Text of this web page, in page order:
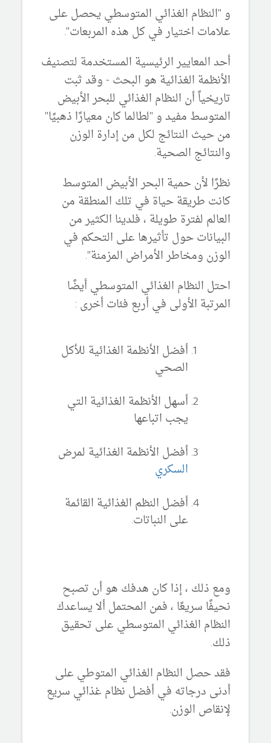
و "النظام الغذائي المتوسطي يحصل على
علامات اختيار في كل هذه المربعات".
أحد المعايير الرئيسية المستخدمة لتصنيف
الأنظمة الغذائية هو البحث - وقد ثبت
تاريخياً أن النظام الغذائي للبحر الأبيض
المتوسط ​​مفيد و "لطالما كان معيارًا ذهبيًا"
من حيث النتائج لكل من إدارة الوزن
والنتائج الصحية.
نظرًا لأن حمية البحر الأبيض المتوسط ​​
كانت طريقة حياة في تلك المنطقة من
العالم لفترة طويلة ، فلدينا الكثير من
البيانات حول تأثيرها على التحكم في
الوزن ومخاطر الأمراض المزمنة".
احتل النظام الغذائي المتوسطي أيضًا
المرتبة الأولى في أربع فئات أخرى :
أفضل الأنظمة الغذائية للأكل
الصحي
أسهل الأنظمة الغذائية التي
يجب اتباعها
أفضل الأنظمة الغذائية لمرض
السكري
أفضل النظم الغذائية القائمة
على النباتات.
ومع ذلك ، إذا كان هدفك هو أن تصبح
نحيفًا سريعًا ، فمن المحتمل ألا يساعدك
النظام الغذائي المتوسطي على تحقيق
ذلك.
فقد حصل النظام الغذائي المتوطي على
أدنى درجاته في أفضل نظام غذائي سريع
لإنقاص الوزن.